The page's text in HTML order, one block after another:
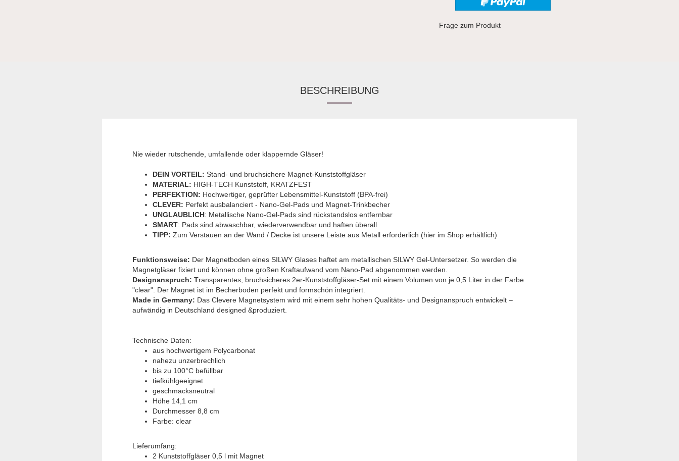
Frage zum Produkt
BESCHREIBUNG
Nie wieder rutschende, umfallende oder klappernde Gläser!
DEIN VORTEIL: Stand- und bruchsichere Magnet-Kunststoffgläser
MATERIAL: HIGH-TECH Kunststoff, KRATZFEST
PERFEKTION: Hochwertiger, geprüfter Lebensmittel-Kunststoff (BPA-frei)
CLEVER: Perfekt ausbalanciert - Nano-Gel-Pads und Magnet-Trinkbecher
UNGLAUBLICH: Metallische Nano-Gel-Pads sind rückstandslos entfernbar
SMART: Pads sind abwaschbar, wiederverwendbar und haften überall
TIPP: Zum Verstauen an der Wand / Decke ist unsere Leiste aus Metall erforderlich (hier im Shop erhältlich)
Funktionsweise: Der Magnetboden eines SILWY Glases haftet am metallischen SILWY Gel-Untersetzer. So werden die
Magnetgläser fixiert und können ohne großen Kraftaufwand vom Nano-Pad abgenommen werden.
Designanspruch: Transparentes, bruchsicheres 2er-Kunststoffgläser-Set mit einem Volumen von je 0,5 Liter in der Farbe
"clear". Der Magnet ist im Becherboden perfekt und formschön integriert.
Made in Germany: Das Clevere Magnetsystem wird mit einem sehr hohen Qualitäts- und Designanspruch entwickelt –
aufwändig in Deutschland designed &produziert.
Technische Daten:
aus hochwertigem Polycarbonat
nahezu unzerbrechlich
bis zu 100°C befüllbar
tiefkühlgeeignet
geschmacksneutral
Höhe 14,1 cm
Durchmesser 8,8 cm
Farbe: clear
Lieferumfang:
2 Kunststoffgläser 0,5 l mit Magnet